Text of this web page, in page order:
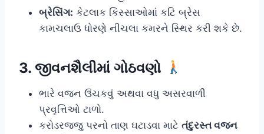
બ્રેસિંગ: કેટલાક કિસ્સાઓમાં કટિ બ્રેસ
કામચલાઉ ધોરણે નીચલા કમરને સ્થિર કરી શકે છે.
3. જીવનશૈલીમાં ગોઠવણો
ભારે વજન ઉંચકવું અથવા વધુ અસરવાળી
પ્રવૃત્તિઓ ટાળો.
કરોડરજ્જુ પરનો તાણ ઘટાડવા માટે તંદુરસ્ત વજન